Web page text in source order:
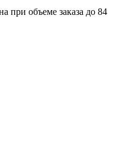
при объеме заказа до 84